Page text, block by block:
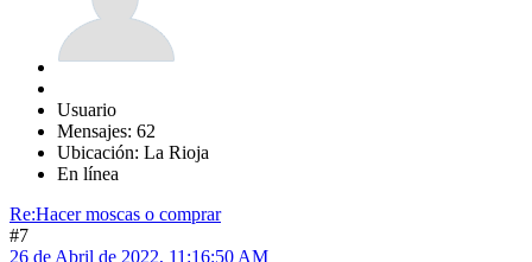
Usuario
Mensajes: 62
Ubicación: La Rioja
En línea
Re:Hacer moscas o comprar
#7
26 de Abril de 2022, 11:16:50 AM